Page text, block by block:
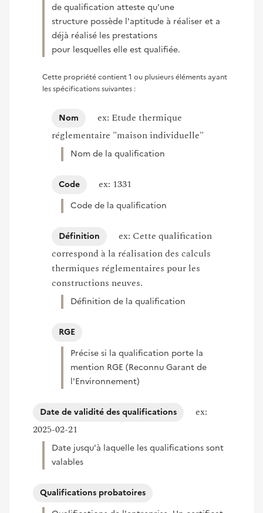
de qualification atteste qu'une
structure possède l'aptitude à réaliser et a
déjà réalisé les prestations
pour lesquelles elle est qualifiée.
Cette propriété contient 1 ou plusieurs éléments ayant
les spécifications suivantes :
Nom
ex: Etude thermique
réglementaire "maison individuelle"
Nom de la qualification
Code ex: 1331
Code de la qualification
Définition
ex: Cette qualification
correspond à la réalisation des calculs
thermiques réglementaires pour les
constructions neuves.
Définition de la qualification
RGE
Précise si la qualification porte la
mention RGE (Reconnu Garant de
l'Environnement)
Date de validité des qualifications
ex:
2025-02-21
Date jusqu'à laquelle les qualifications sont
valables
Qualifications probatoires